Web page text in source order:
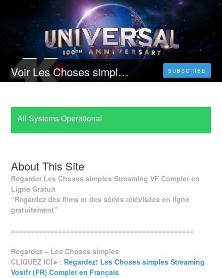
Voir Les Choses simples Streaming FR VF | Gratuit en Francais VOSTFR? SUBSCRIBE
All Systems Operational
About This Site
Regarder Les Choses simples Streaming VF Complet en
Ligne Gratuit
“Regardez des films et des séries télévisées en ligne
gratuitement”
==============================================
Regardez – Les Choses simples
CLIQUEZ ICI►: Regardez! Les Choses simples Streaming
Vostfr (FR) Complet en Français